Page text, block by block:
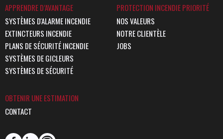
APPRENDRE D’AVANTAGE
SYSTÈMES D'ALARME INCENDIE
EXTINCTEURS INCENDIE
PLANS DE SÉCURITÉ INCENDIE
SYSTÈMES DE GICLEURS
SYSTÈMES DE SÉCURITÉ
PROTECTION INCENDIE PRIORITÉ
NOS VALEURS
NOTRE CLIENTÈLE
JOBS
OBTENIR UNE ESTIMATION
CONTACT